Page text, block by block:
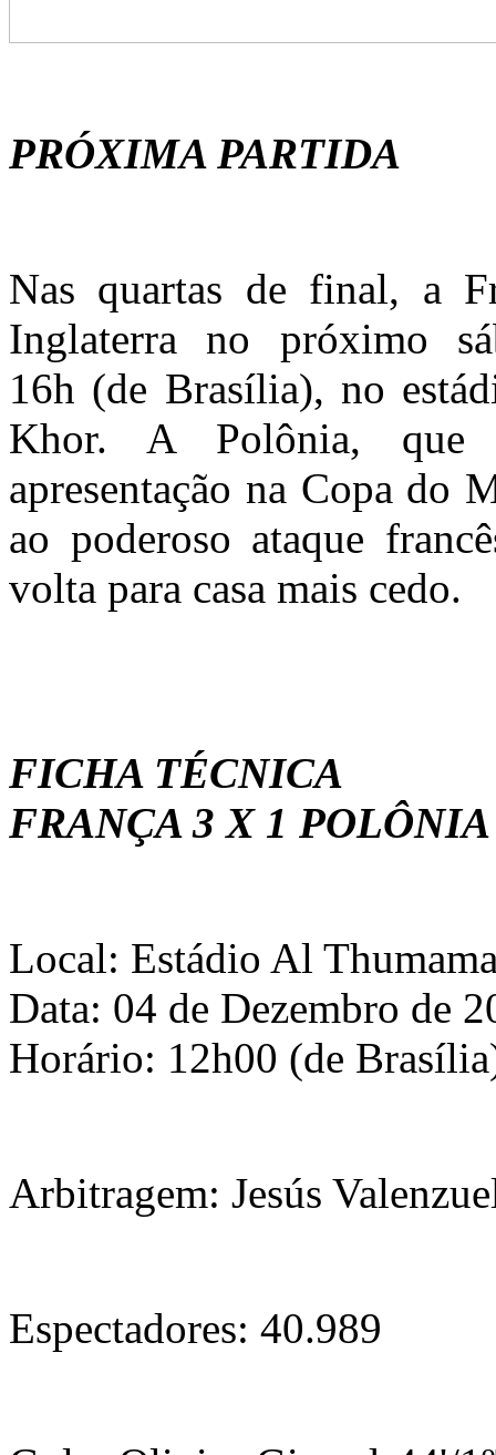
PRÓXIMA PARTIDA
Nas quartas de final, a
Inglaterra no próximo
16h (de Brasília), no
Khor. A Polônia, que
apresentação na Copa do
ao poderoso ataque
volta para casa mais cedo.
FICHA TÉCNICA
FRANÇA 3 X 1 POLÔNIA
Local: Estádio Al
Data: 04 de Dezembro de
Horário: 12h00 (de
Arbitragem: Jesús
Espectadores: 40.989